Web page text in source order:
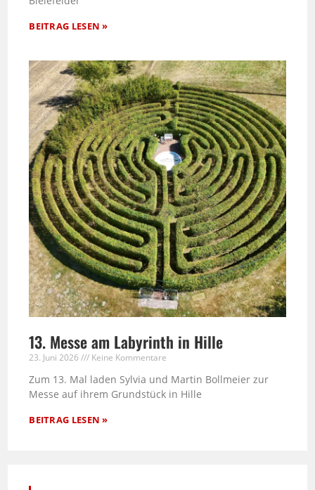
BEITRAG LESEN »
13. Messe am Labyrinth in Hille
23. Juni 2026 Keine Kommentare
Zum 13. Mal laden Sylvia und Martin Bollmeier zur
Messe auf ihrem Grundstück in Hille
BEITRAG LESEN »